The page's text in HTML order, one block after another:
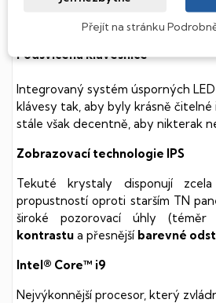
soustavy je tento disk mnohem
rychlejšípráci s daty.
Podsvícená klávesnice
Integrovaný systém úsporných
klávesy tak, aby byly krásně čitelné
stále však decentně, aby nikterak
Zobrazovací technologie IPS
Tekuté krystaly disponují
propustností oproti starším TN
široké pozorovací úhly (téměr
kontrastu a přesnější barevné
Intel® Core™ i9
Nejvýkonnější procesor, který
Přejít na stránku